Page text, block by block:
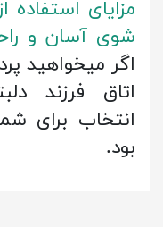
مزایای
شوی آسان و
اگر میخواهید
اتاق فرزند
انتخاب برای
بود.